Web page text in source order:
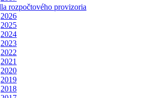
rozpočtového provizoria
2026
2025
2024
2023
2022
2021
2020
2019
2018